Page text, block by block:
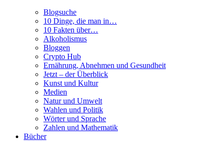
Blogsuche
10 Dinge, die man in…
10 Fakten über…
Alkoholismus
Bloggen
Crypto Hub
Ernährung, Abnehmen und Gesundheit
Jetzt – der Überblick
Kunst und Kultur
Medien
Natur und Umwelt
Wahlen und Politik
Wörter und Sprache
Zahlen und Mathematik
Bücher